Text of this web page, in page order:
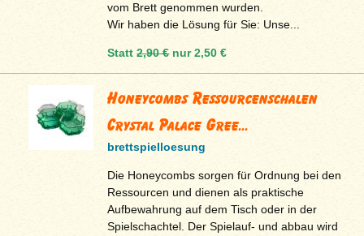
vom Brett genommen wurden.
Wir haben die Lösung für Sie: Unse...
Statt2,90 €nur2,50 €
Honeycombs Ressourcenschalen
Crystal Palace Gree...
brettspielloesung
Die Honeycombs sorgen für Ordnung bei den
Ressourcen und dienen als praktische
Aufbewahrung auf dem Tisch oder in der
Spielschachtel. Der Spielauf- und abbau wird